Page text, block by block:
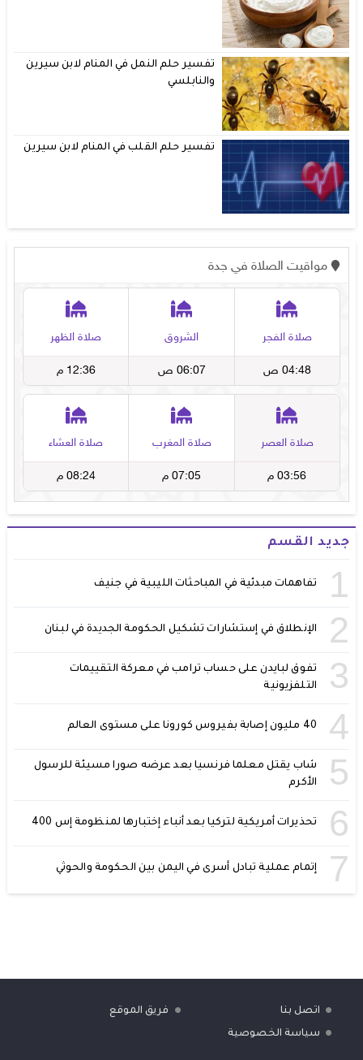
تفسير حلم النمل في المنام لابن سيرين
والنابلسي
تفسير حلم القلب في المنام لابن سيرين
جديد القسم
1 تفاهمات مبدئية في المباحثات الليبية في جنيف
2 الإنطلاق في إستشارات تشكيل الحكومة الجديدة في لبنان
3
تفوق لبايدن على حساب ترامب في معركة التقييمات
التلفزيونية
4 40 مليون إصابة بفيروس كورونا على مستوى العالم
5
شاب يقتل معلما فرنسيا بعد عرضه صورا مسيئة للرسول
الأكرم
6 تحذيرات أمريكية لتركيا بعد أنباء إختبارها لمنظومة إس 400
7 إتمام عملية تبادل أسرى في اليمن بين الحكومة والحوثي
اتصل بنا
سياسة الخصوصية
فريق الموقع